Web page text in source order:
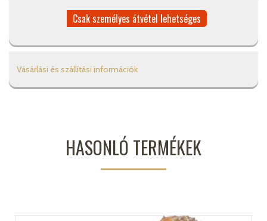
Csak személyes átvétel lehetséges
Vásárlási és szállítási információk
HASONLÓ TERMÉKEK